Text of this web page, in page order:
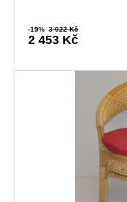
-19% 3 022 Kč
2 453 Kč